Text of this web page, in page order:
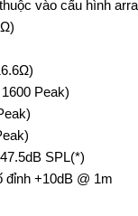
vào cấu hình
Peak)
SPL(*)
+10dB @ 1m